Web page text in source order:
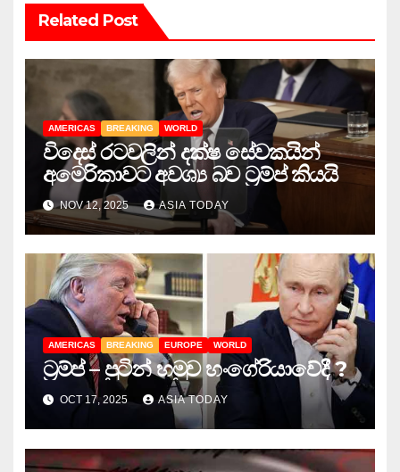
Related Post
AMERICAS BREAKING WORLD
විදෙස් රටවලින් දක්ෂ සේවකයින්
අමෙරිකාවට අවශ්‍ය බව ට්‍රම්ප් කියයි
NOV 12, 2025 ASIA TODAY
AMERICAS BREAKING EUROPE WORLD
ට්‍රම්ප් – පුටින් හමුව හංගේරියාවේදී ?
OCT 17, 2025 ASIA TODAY